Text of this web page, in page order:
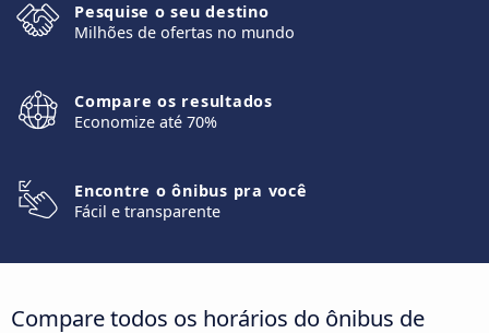
Pesquise o seu destino
Milhões de ofertas no mundo
Compare os resultados
Economize até 70%
Encontre o ônibus pra você
Fácil e transparente
Compare todos os horários do ônibus de